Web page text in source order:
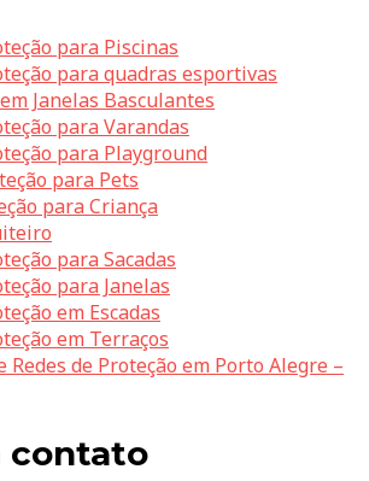
para Piscinas
para quadras esportivas
Janelas Basculantes
para Varandas
para Playground
para Pets
para Criança
para Sacadas
para Janelas
em Escadas
em Terraços
Redes de Proteção em Porto Alegre –
contato